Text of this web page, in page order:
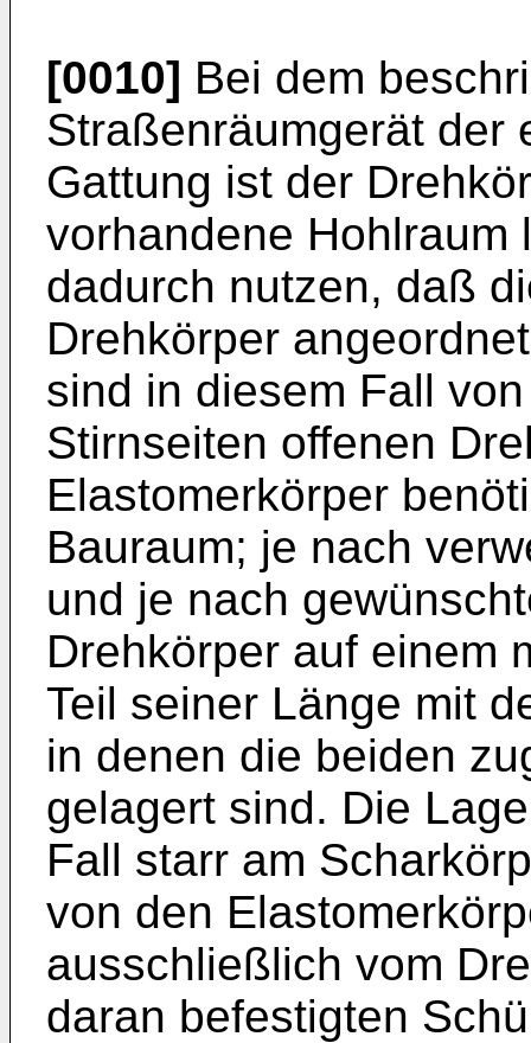
[0010] Bei dem
Straßenräumgerät der
Gattung ist der
vorhandene
dadurch nutzen, daß
Drehkörper
sind in diesem Fall
Stirnseiten offenen
Elastomerkörper
Bauraum; je nach
und je nach
Drehkörper auf einem
Teil seiner Länge mit
in denen die beiden
gelagert sind. Die
Fall starr am
von den
ausschließlich vom
daran befestigten